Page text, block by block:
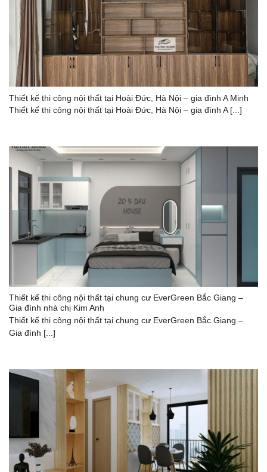
Thiết kế thi công nội thất tại Hoài Đức, Hà Nội – gia đình A Minh
Thiết kế thi công nội thất tại Hoài Đức, Hà Nội – gia đình A [...]
Thiết kế thi công nội thất tại chung cư EverGreen Bắc Giang –
Gia đình nhà chị Kim Anh
Thiết kế thi công nội thất tại chung cư EverGreen Bắc Giang –
Gia đình [...]